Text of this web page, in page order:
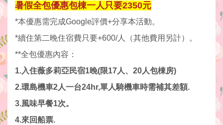
暑假全包優惠包棟一人只要2350元
*本優惠需完成Google評價+分享本活動。
*續住第二晚住宿費只要+600/人（其他費用另計）。
**全包優惠內容：
1.入住薇多莉亞民宿1晚(限17人、20人包棟房)
2.環島機車2人一台24hr,單人騎機車時需補其差額.
3.風味早餐1次。
4.來回船票.